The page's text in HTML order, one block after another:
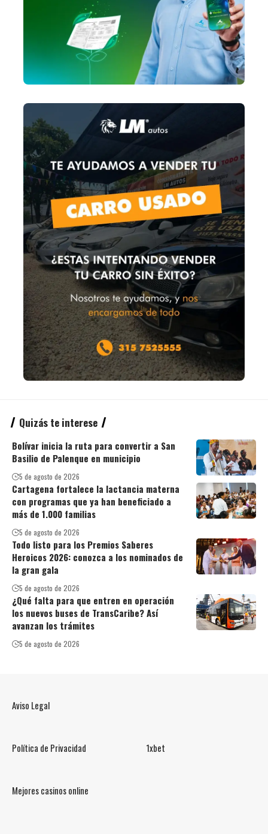
Quizás te interese
Bolívar inicia la ruta para convertir a San
Basilio de Palenque en municipio
5 de agosto de 2026
Cartagena fortalece la lactancia materna
con programas que ya han beneficiado a
más de 1.000 familias
5 de agosto de 2026
Todo listo para los Premios Saberes
Heroicos 2026: conozca a los nominados de
la gran gala
5 de agosto de 2026
¿Qué falta para que entren en operación
los nuevos buses de TransCaribe? Así
avanzan los trámites
5 de agosto de 2026
Aviso Legal
Política de Privacidad 1xbet
Mejores casinos online